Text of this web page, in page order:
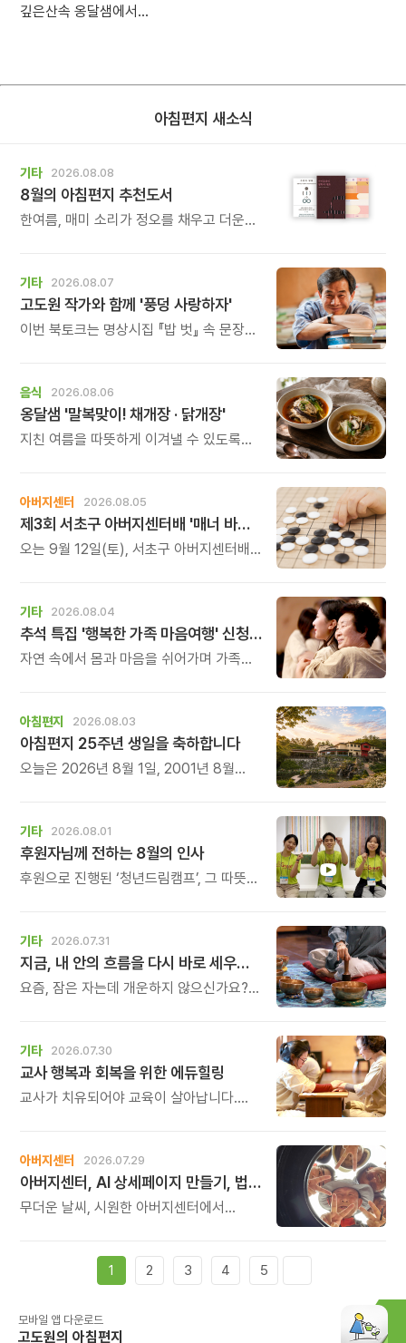
깊은산속 옹달샘에서...
아침편지 새소식
기타 2026.08.08
8월의 아침편지 추천도서
한여름, 매미 소리가 정오를 채우고 더운
기타 2026.08.07
고도원 작가와 함께 '풍덩 사랑하자'
이번 북토크는 명상시집 『밥 벗』 속 문장을
음식 2026.08.06
옹달샘 '말복맞이! 채개장 · 닭개장'
지친 여름을 따뜻하게 이겨낼 수 있도록
아버지센터 2026.08.05
제3회 서초구 아버지센터배 '매너 바둑왕' 대회
오는 9월 12일(토), 서초구 아버지센터배
기타 2026.08.04
추석 특집 '행복한 가족 마음여행' 신청 안내
자연 속에서 몸과 마음을 쉬어가며 가족의
아침편지 2026.08.03
아침편지 25주년 생일을 축하합니다
오늘은 2026년 8월 1일, 2001년 8월
기타 2026.08.01
후원자님께 전하는 8월의 인사
후원으로 진행된 ‘청년드림캠프’, 그 따뜻한
기타 2026.07.31
지금, 내 안의 흐름을 다시 바로 세우고 싶다면
요즘, 잠은 자는데 개운하지 않으신가요?
쉬어도 회복되지 않는 건 몸이 아니라
‘에너지의 흐름’이 흐트러졌기 때문입니다.
기타 2026.07.30
교사 행복과 회복을 위한 에듀힐링
교사가 치유되어야 교육이 살아납니다.
교육의 중심에 있는 나 자신을 돌보고
회복하는 시간입니다. 누군가를 가르치기
위해 애써온 시간만큼, 이제는 자신을 위한
쉼과 치유의 시간을 선물해 보시기
아버지센터 2026.07.29
아버지센터, AI 상세페이지 만들기, 법인사용설명서, 사진 일일특강, 숏츠 만들기 등 8월 프로그램 신청하세요
무더운 날씨, 시원한 아버지센터에서
1 2 3 4 5
모바일 앱 다운로드
고도원의 아침편지